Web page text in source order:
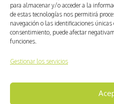
para almacenar y/o acceder a la
de estas tecnologías nos permitirá
navegación o las identificaciones
consentimiento, puede afectar
funciones.
Gestionar los servicios